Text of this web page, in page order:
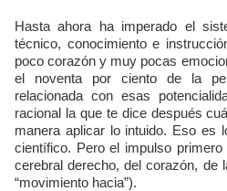
Hasta ahora ha imperado el
técnico, conocimiento e
poco corazón y muy pocas
el noventa por ciento de la
relacionada con esas
racional la que te dice después
manera aplicar lo intuido. Eso es
científico. Pero el impulso
cerebral derecho, del corazón, de
“movimiento hacia”).